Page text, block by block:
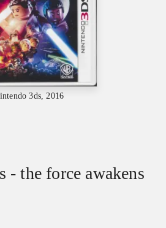
3ds, 2016
- the force awakens